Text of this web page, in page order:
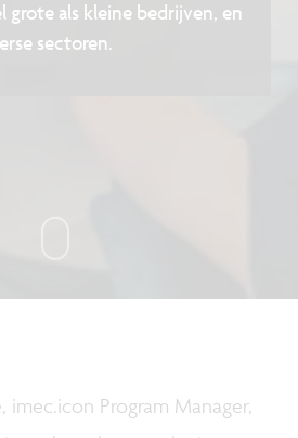
grote als kleine bedrijven, en
sectoren.
imec.icon Program Manager,